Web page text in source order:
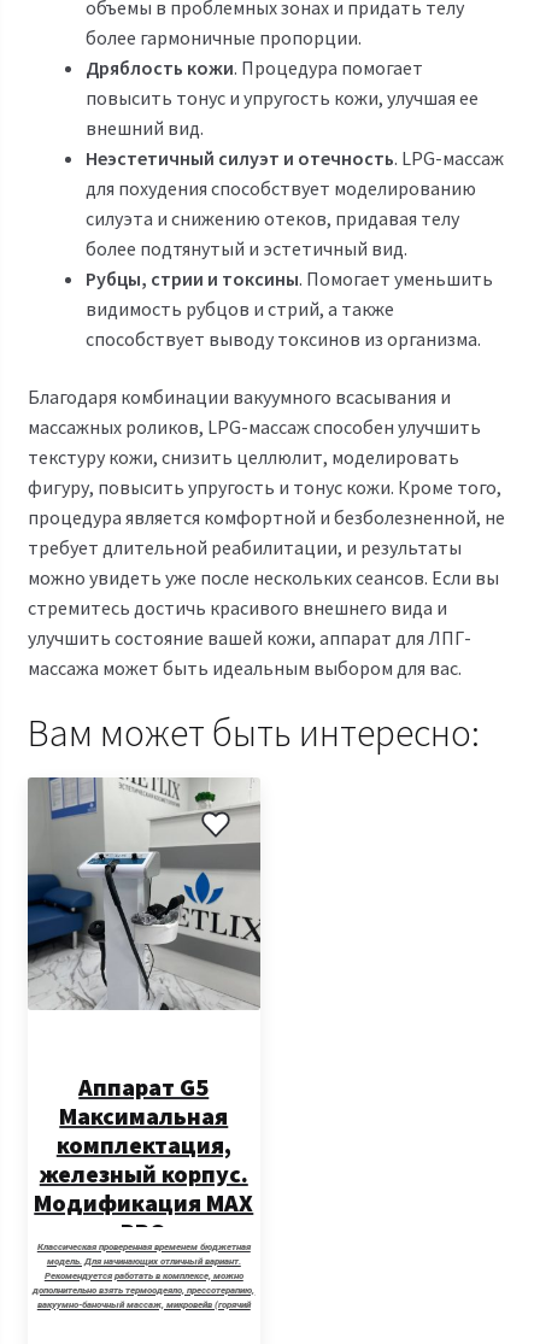
объемы в проблемных зонах и придать телу
более гармоничные пропорции.
Дряблость кожи. Процедура помогает
повысить тонус и упругость кожи, улучшая ее
внешний вид.
Неэстетичный силуэт и отечность. LPG-массаж
для похудения способствует моделированию
силуэта и снижению отеков, придавая телу
более подтянутый и эстетичный вид.
Рубцы, стрии и токсины. Помогает уменьшить
видимость рубцов и стрий, а также
способствует выводу токсинов из организма.
Благодаря комбинации вакуумного всасывания и
массажных роликов, LPG-массаж способен улучшить
текстуру кожи, снизить целлюлит, моделировать
фигуру, повысить упругость и тонус кожи. Кроме того,
процедура является комфортной и безболезненной, не
требует длительной реабилитации, и результаты
можно увидеть уже после нескольких сеансов. Если вы
стремитесь достичь красивого внешнего вида и
улучшить состояние вашей кожи, аппарат для ЛПГ-
массажа может быть идеальным выбором для вас.
Вам может быть интересно:
Аппарат G5
Максимальная
комплектация,
железный корпус.
Модификация MAX
PRO
Классическая проверенная временем бюджетная
модель. Для начинающих отличный вариант.
Рекомендуется работать в комплексе, можно
дополнительно взять термоодеяло, прессотерапию,
вакуумно-баночный массаж, микровейв (горячий